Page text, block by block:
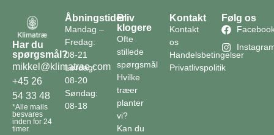
Har du
spørgsmål?
mikkel@klimatrae.com
+45 26
54 33 48
*Alle mails
besvares
inden for 24
timer.
Åbningstider
Mandag –
Fredag:
08-21
Lørdag:
08-20
Søndag:
08-18
Bliv
klogere
Ofte
stillede
spørgsmål
Hvilke
træer
planter
vi?
Kan du
Kontakt
Kontakt
os
Handelsbetingelser
Privatlivspolitik
Følg os